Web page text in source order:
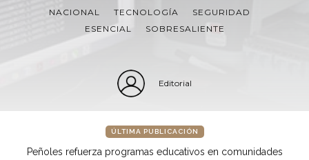
NACIONAL TECNOLOGÍA
SEGURIDAD
ESENCIAL
SOBRESALIENTE
Editorial
ÚLTIMA PUBLICACIÓN
Peñoles refuerza programas educativos en comunidades